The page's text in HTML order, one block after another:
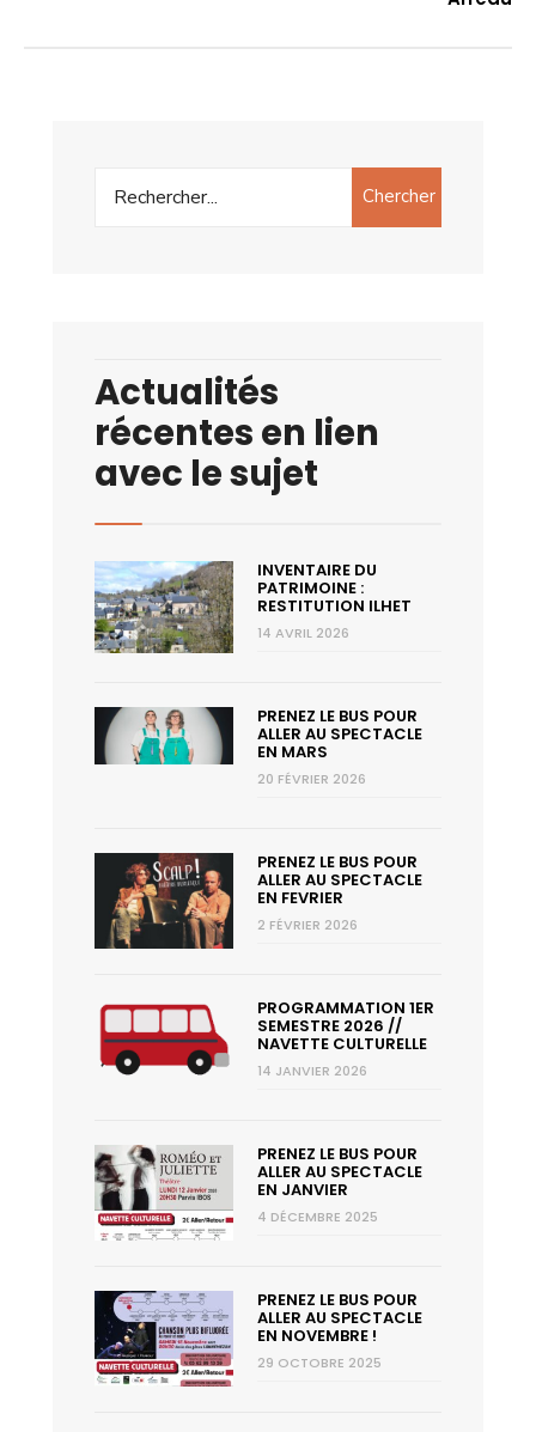
Chercher
Actualités
récentes en lien
avec le sujet
INVENTAIRE DU
PATRIMOINE :
RESTITUTION ILHET
14 AVRIL 2026
PRENEZ LE BUS POUR
ALLER AU SPECTACLE
EN MARS
20 FÉVRIER 2026
PRENEZ LE BUS POUR
ALLER AU SPECTACLE
EN FEVRIER
2 FÉVRIER 2026
PROGRAMMATION 1ER
SEMESTRE 2026 //
NAVETTE CULTURELLE
14 JANVIER 2026
PRENEZ LE BUS POUR
ALLER AU SPECTACLE
EN JANVIER
4 DÉCEMBRE 2025
PRENEZ LE BUS POUR
ALLER AU SPECTACLE
EN NOVEMBRE !
29 OCTOBRE 2025